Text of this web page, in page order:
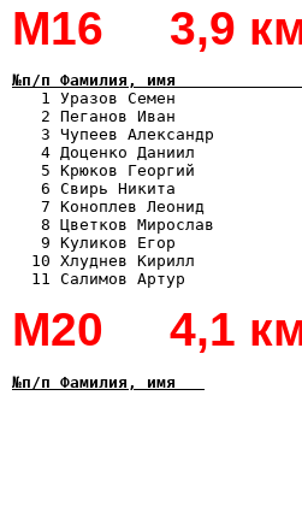
М16 3,9 км
№п/п Фамилия, имя
1 Уразов Семен
2 Пеганов Иван
3 Чупеев Александр
4 Доценко Даниил
5 Крюков Георгий
6 Свирь Никита
7 Коноплев Леонид
8 Цветков Мирослав
9 Куликов Егор
10 Хлуднев Кирилл
М20 4,1 км
№п/п Фамилия, имя